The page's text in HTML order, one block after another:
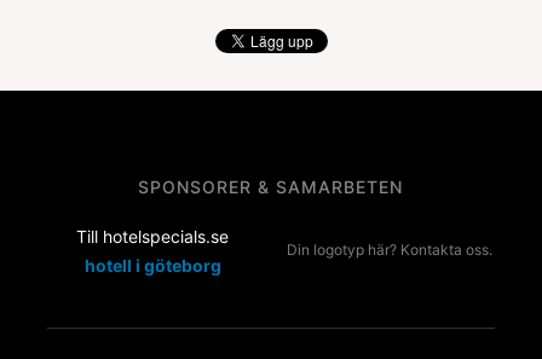
SPONSORER & SAMARBETEN
Till hotelspecials.se
hotell i göteborg
Din logotyp här? Kontakta oss.